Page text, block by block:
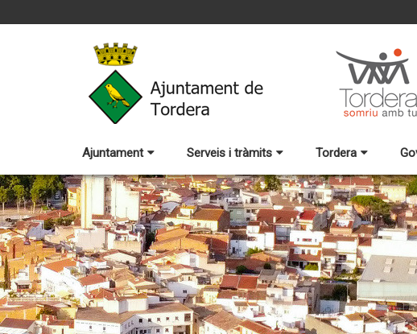
Ajuntament Serveis i tràmits Tordera